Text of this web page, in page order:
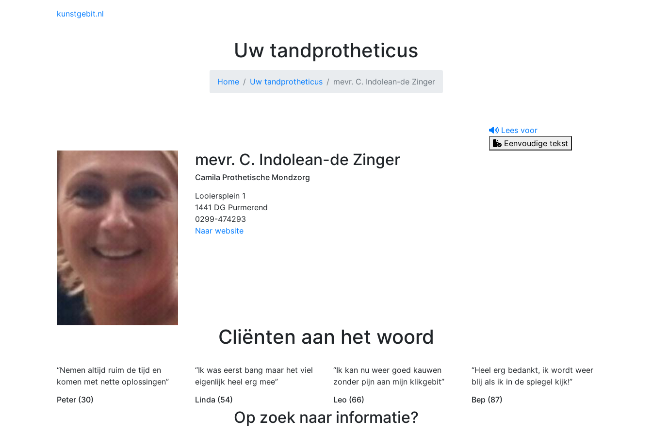
kunstgebit.nl
Uw tandprotheticus
Home Uw tandprotheticus mevr. C. Indolean-de Zinger
Lees voor
Eenvoudige tekst
mevr. C. Indolean-de Zinger
Camila Prothetische Mondzorg
Looiersplein 1
1441 DG Purmerend
0299-474293
Naar website
Cliënten aan het woord
“Nemen altijd ruim de tijd en
komen met nette oplossingen”
Peter (30)
“Ik was eerst bang maar het viel
eigenlijk heel erg mee”
Linda (54)
“Ik kan nu weer goed kauwen
zonder pijn aan mijn klikgebit”
Leo (66)
“Heel erg bedankt, ik wordt weer
blij als ik in de spiegel kijk!”
Bep (87)
Op zoek naar informatie?